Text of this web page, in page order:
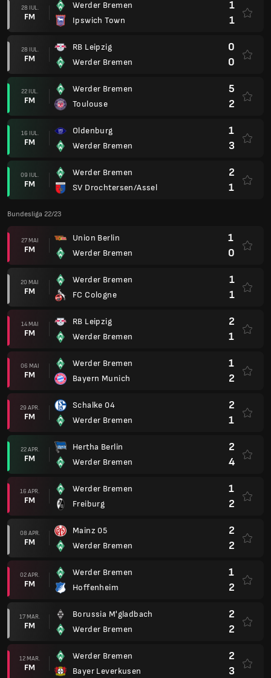
28 IUL.
FM
Werder Bremen
Ipswich Town
1
1
28 IUL.
FM
RB Leipzig
Werder Bremen
0
0
22 IUL.
FM
Werder Bremen
Toulouse
5
2
16 IUL.
FM
Oldenburg
Werder Bremen
1
3
09 IUL.
FM
Werder Bremen
SV Drochtersen/Assel
2
1
Bundesliga 22/23
27 MAI
FM
Union Berlin
Werder Bremen
1
0
20 MAI
FM
Werder Bremen
FC Cologne
1
1
14 MAI
FM
RB Leipzig
Werder Bremen
2
1
06 MAI
FM
Werder Bremen
Bayern Munich
1
2
29 APR.
FM
Schalke 04
Werder Bremen
2
1
22 APR.
FM
Hertha Berlin
Werder Bremen
2
4
16 APR.
FM
Werder Bremen
Freiburg
1
2
08 APR.
FM
Mainz 05
Werder Bremen
2
2
02 APR.
FM
Werder Bremen
Hoffenheim
1
2
17 MAR.
FM
Borussia M'gladbach
Werder Bremen
2
2
12 MAR.
FM
Werder Bremen
Bayer Leverkusen
2
3